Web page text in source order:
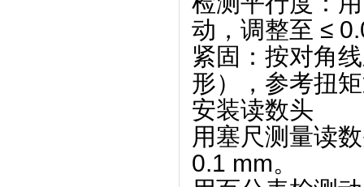
动，调整至 ≤
紧固：按对角
形），参考扭
安装读数头
用塞尺测量读
0.1 mm。